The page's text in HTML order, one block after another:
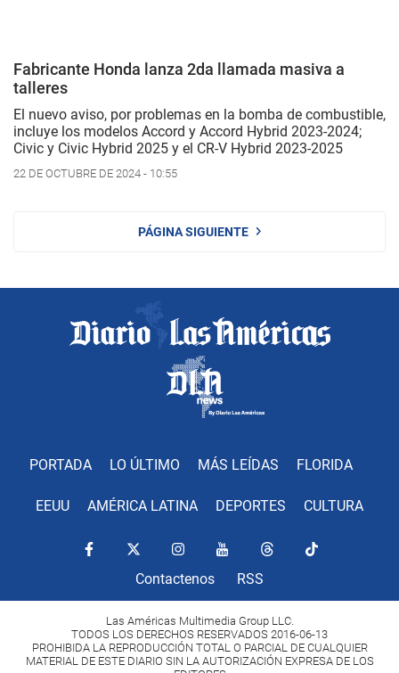
Fabricante Honda lanza 2da llamada masiva a
talleres
El nuevo aviso, por problemas en la bomba de combustible,
incluye los modelos Accord y Accord Hybrid 2023-2024;
Civic y Civic Hybrid 2025 y el CR-V Hybrid 2023-2025
22 DE OCTUBRE DE 2024 - 10:55
PÁGINA SIGUIENTE
PORTADA LO ÚLTIMO MÁS LEÍDAS FLORIDA
EEUU AMÉRICA LATINA DEPORTES CULTURA
Contactenos RSS
Las Américas Multimedia Group LLC.
TODOS LOS DERECHOS RESERVADOS 2016-06-13
PROHIBIDA LA REPRODUCCIÓN TOTAL O PARCIAL DE CUALQUIER
MATERIAL DE ESTE DIARIO SIN LA AUTORIZACIÓN EXPRESA DE LOS